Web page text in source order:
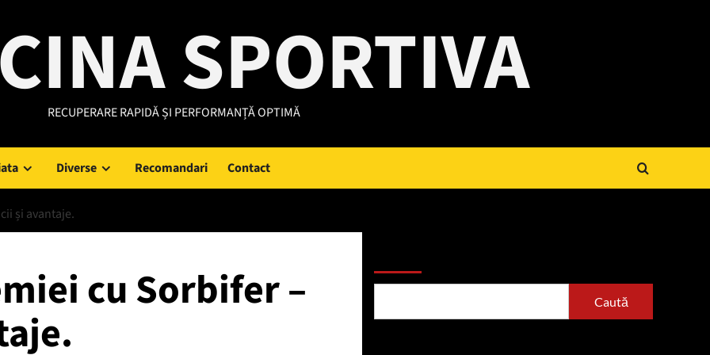
SPORTIVA
RECUPERARE RAPIDĂ ȘI PERFORMANȚĂ OPTIMĂ
Diverse Recomandari Contact
și avantaje.
cu Sorbifer – Caută